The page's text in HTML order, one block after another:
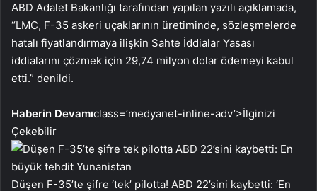
ABD Adalet Bakanlığı tarafından yapılan yazılı açıklamada,
“LMC, F-35 askeri uçaklarının üretiminde, sözleşmelerde
hatalı fiyatlandırmaya ilişkin Sahte İddialar Yasası
iddialarını çözmek için 29,74 milyon dolar ödemeyi kabul
etti.” denildi.
Haberin Devamıclass=’medyanet-inline-adv’>İlginizi
Çekebilir
Düşen F-35’te şifre ‘tek’ pilotta! ABD 22’sini kaybetti: ‘En